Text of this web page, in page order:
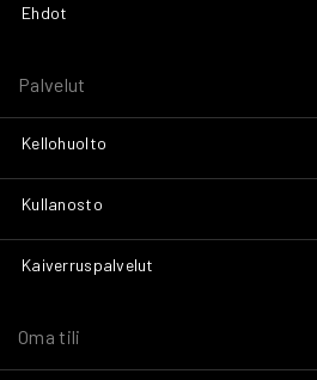
Ehdot
Palvelut
Kellohuolto
Kullanosto
Kaiverruspalvelut
Oma tili